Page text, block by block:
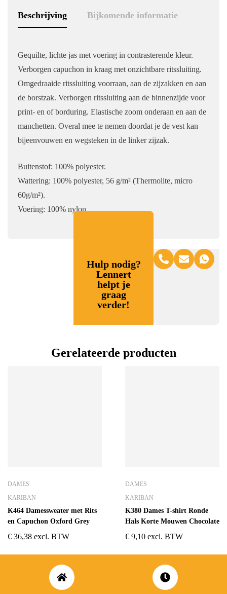
Beschrijving Bijkomende informatie
Gequilte, lichte jas met voering in contrasterende kleur.
Verborgen capuchon in kraag met onzichtbare ritssluiting.
Omgedraaide ritssluiting voorraan, aan de zijzakken en aan
de borstzak. Verborgen ritssluiting aan de binnenzijde voor
print- en of borduring. Elastische zoom onderaan en aan de
manchetten. Overal mee te nemen doordat je de vest kan
bijeenvouwen en wegsteken in de linker zijzak.
Buitenstof: 100% polyester.
Wattering: 100% polyester, 56 g/m² (Thermolite, micro
60g/m²).
Voering: 100% nylon
Hulp nodig?
Lennert
helpt je
graag
verder!
Gerelateerde producten
DAMES
KARIBAN
K464 Damessweater met Rits
en Capuchon Oxford Grey
€ 36,38 excl. BTW
DAMES
KARIBAN
K380 Dames T-shirt Ronde
Hals Korte Mouwen Chocolate
€ 9,10 excl. BTW